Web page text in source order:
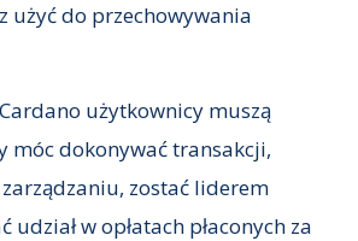
użyć do przechowywania
użytkownicy muszą
móc dokonywać transakcji,
zostać liderem
w opłatach płaconych za